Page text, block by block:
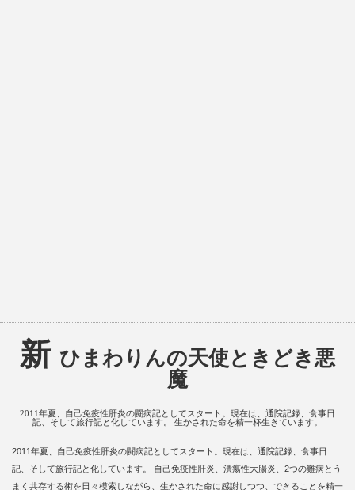
新 ひまわりんの天使ときどき悪
魔
2011年夏、自己免疫性肝炎の闘病記としてスタート。現在は、通院記録、食事日
記、そして旅行記と化しています。 生かされた命を精一杯生きています。
2011年夏、自己免疫性肝炎の闘病記としてスタート。現在は、通院記録、食事日
記、そして旅行記と化しています。 自己免疫性肝炎、潰瘍性大腸炎、2つの難病とう
まく共存する術を日々模索しながら、生かされた命に感謝しつつ、できることを精一